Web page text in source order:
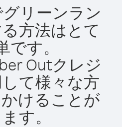
リーンラン
方法はとて
です。
Outクレジ
て様々な方
けることが
す。